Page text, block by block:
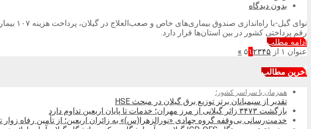
بدون دیدگاه
نوای
رقم پرداختی کشور در بین استان‌ها قرار دارد.
ادامه مطلب
عنوان ۱ از ۵
۱۲۳۴۵ »
آخرین مطالب
همزمان با سراسر کشور؛
تقدیر از سیمبانان برتر توزیع برق گیلان در مبحث HSE
بازگشت ۳۴۷۳ زائر گیلانی از مرز مهران؛ خدمات تا پایان اربعین تداوم دارد
خدمت‌رسانی بی‌وقفه گروه جهادی «نورالزهرا(س)» به زائران اربعین؛ از تأمین رفاه